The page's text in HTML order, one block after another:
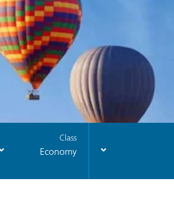
Class
Economy